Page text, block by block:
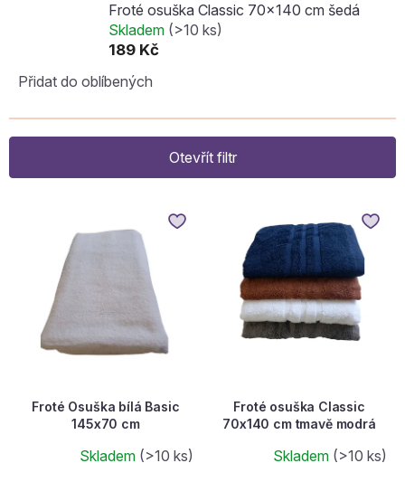
Froté osuška Classic 70x140 cm šedá
Skladem (>10 ks)
189 Kč
Přidat do oblíbených
Otevřít filtr
Froté Osuška bílá Basic
145x70 cm
Skladem (>10 ks)
Froté osuška Classic
70x140 cm tmavě modrá
Skladem (>10 ks)